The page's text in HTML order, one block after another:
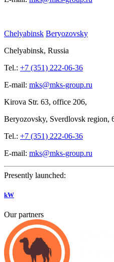
Chelyabinsk Beryozovsky
Chelyabinsk, Russia
Tel.: +7 (351) 222-06-36
E-mail: mks@mks-group.ru
Kirova Str. 63, office 206,
Beryozovsky, Sverdlovsk region,
Tel.: +7 (351) 222-06-36
E-mail: mks@mks-group.ru
Presently launched:
kW
Our partners